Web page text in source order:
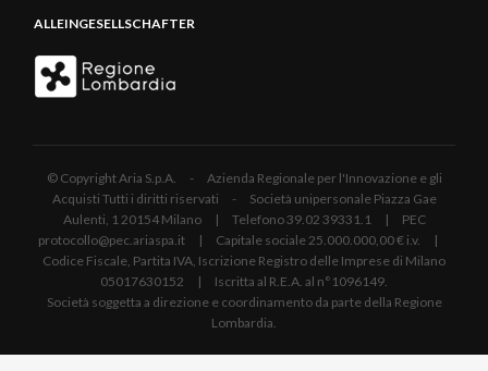
ALLEINGESELLSCHAFTER
© Copyright Aria S.p.A. - Azienda Regionale per l'Innovazione e gli
Acquisti Tutti i diritti riservati - Società unipersonale Piazza Gae
Aulenti, 1 20154 Milano | Telefono 39.02 39331.1 | PEC
protocollo@pec.ariaspa.it | Capitale sociale 25.000.000,00 € i.v. |
Codice Fiscale, Partita IVA, Iscrizione Registro delle Imprese di Milano
05017630152 | Iscritta al R.E.A. al n°1096149.
Società soggetta a direzione e coordinamento da parte della Regione
Lombardia.